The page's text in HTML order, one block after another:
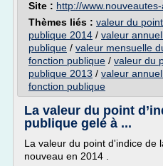
Site : http://
Thèmes liés : valeur du
publique 2014 / valeur
publique / valeur mensuelle
fonction publique / valeur du
publique 2013 / valeur
fonction publique
La valeur du point
publique gelé à ...
La valeur du point d'indice de
nouveau en 2014 .